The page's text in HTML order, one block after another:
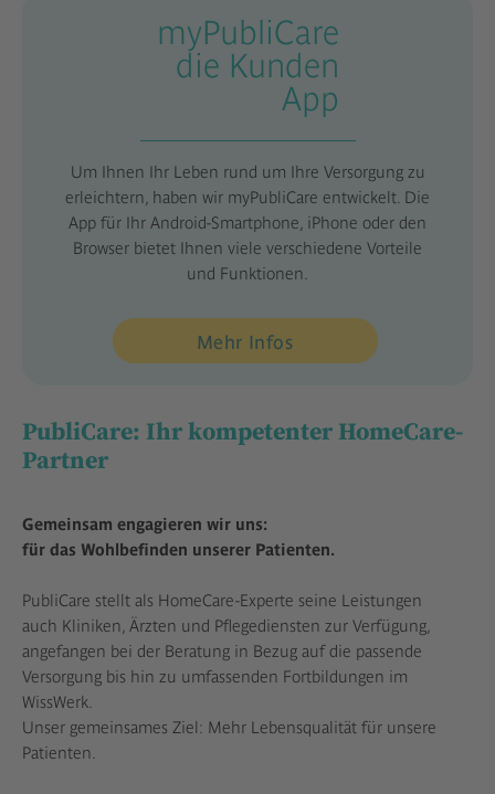
myPubliCare
die Kunden
App
Um Ihnen Ihr Leben rund um Ihre Versorgung zu
erleichtern, haben wir myPubliCare entwickelt. Die
App für Ihr Android-Smartphone, iPhone oder den
Browser bietet Ihnen viele verschiedene Vorteile
und Funktionen.
Mehr Infos
PubliCare: Ihr kompetenter HomeCare-
Partner
Gemeinsam engagieren wir uns:
für das Wohlbefinden unserer Patienten.
PubliCare stellt als HomeCare-Experte seine Leistungen
auch Kliniken, Ärzten und Pflegediensten zur Verfügung,
angefangen bei der Beratung in Bezug auf die passende
Versorgung bis hin zu umfassenden Fortbildungen im
WissWerk.
Unser gemeinsames Ziel: Mehr Lebensqualität für unsere
Patienten.